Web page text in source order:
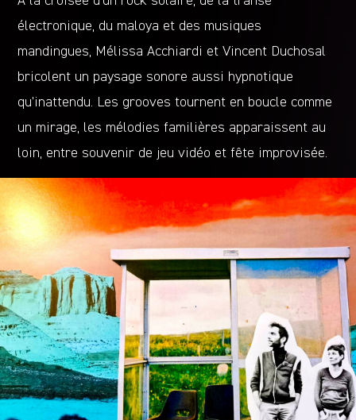
électronique, du maloya et des musiques
mandingues, Mélissa Acchiardi et Vincent Duchosal
bricolent un paysage sonore aussi hypnotique
qu’inattendu. Les grooves tournent en boucle comme
un mirage, les mélodies familières apparaissent au
loin, entre souvenir de jeu vidéo et fête improvisée.